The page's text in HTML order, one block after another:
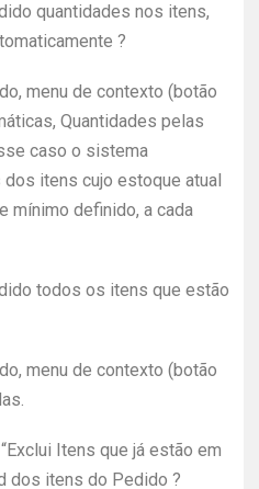
quantidades nos itens,
?
menu de contexto (botão
Quantidades pelas
caso o sistema
itens cujo estoque atual
mínimo definido, a cada
todos os itens que estão
menu de contexto (botão
Itens que já estão em
dos itens do Pedido ?